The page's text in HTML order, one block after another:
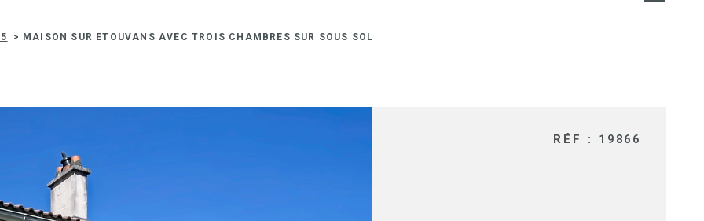
SYNDIC
MAISON SUR ETOUVANS AVEC TROIS CHAMBRES SUR SOUS SOL
RÉF : 19866